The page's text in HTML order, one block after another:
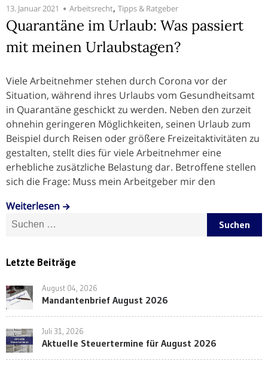
13. Januar 2021 Arbeitsrecht, Tipps & Ratgeber
Quarantäne im Urlaub: Was passiert
mit meinen Urlaubstagen?
Viele Arbeitnehmer stehen durch Corona vor der
Situation, während ihres Urlaubs vom Gesundheitsamt
in Quarantäne geschickt zu werden. Neben den zurzeit
ohnehin geringeren Möglichkeiten, seinen Urlaub zum
Beispiel durch Reisen oder größere Freizeitaktivitäten zu
gestalten, stellt dies für viele Arbeitnehmer eine
erhebliche zusätzliche Belastung dar. Betroffene stellen
sich die Frage: Muss mein Arbeitgeber mir den
Weiterlesen
Suche nach:
Letzte Beiträge
August 04, 2026
Mandantenbrief August 2026
Juli 31, 2026
Aktuelle Steuertermine für August 2026